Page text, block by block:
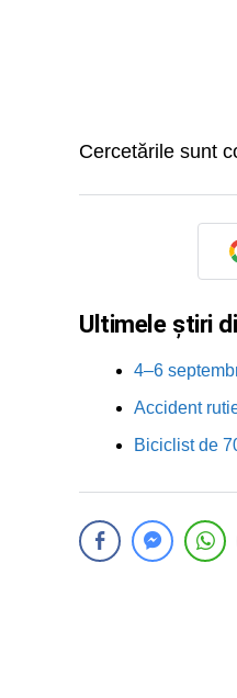
Cercetările sunt
Ultimele știri
4–6
Accident
Biciclist de